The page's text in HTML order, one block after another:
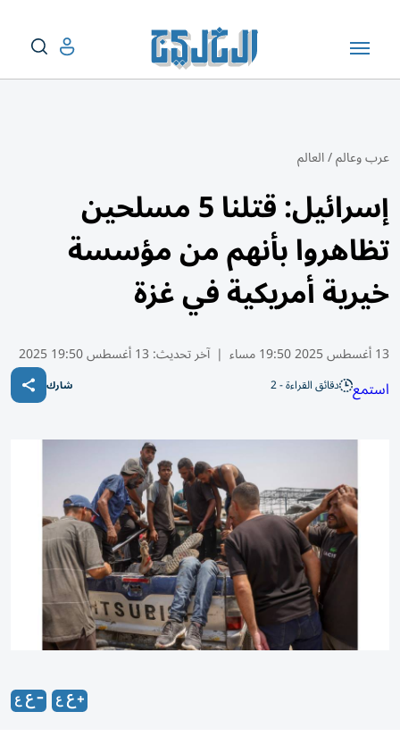
عرب وعالم/العالم
إسرائيل: قتلنا 5 مسلحين
تظاهروا بأنهم من مؤسسة
خيرية أمريكية في غزة
13 أغسطس 2025 19:50 مساء | آخر تحديث: 13 أغسطس 19:50 2025
استمع دقائق القراءة - 2 شارك